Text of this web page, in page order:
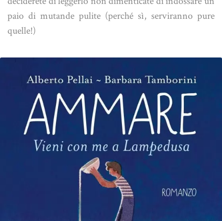
paio di mutande pulite (perché sì, serviranno pure
quelle!)